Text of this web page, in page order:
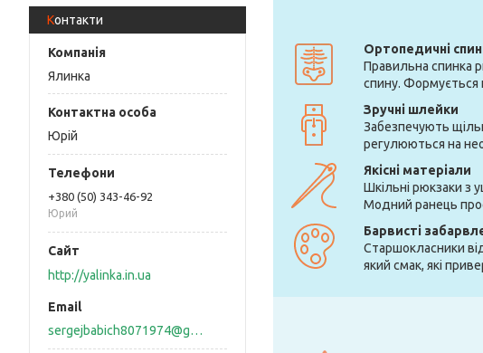
Контакти
Ялинка
Юрій
+380 (50) 343-46-92
Юрий
http://yalinka.in.ua
sergejbabich8071974@gmail.com
Ортопедичні
Правильна спинка
спину. Формується
Зручні шлейки
Забезпечують
регулюються на
Якісні матеріали
Шкільні рюкзаки з
Модний ранець
Барвисті
Старшокласники
який смак, які